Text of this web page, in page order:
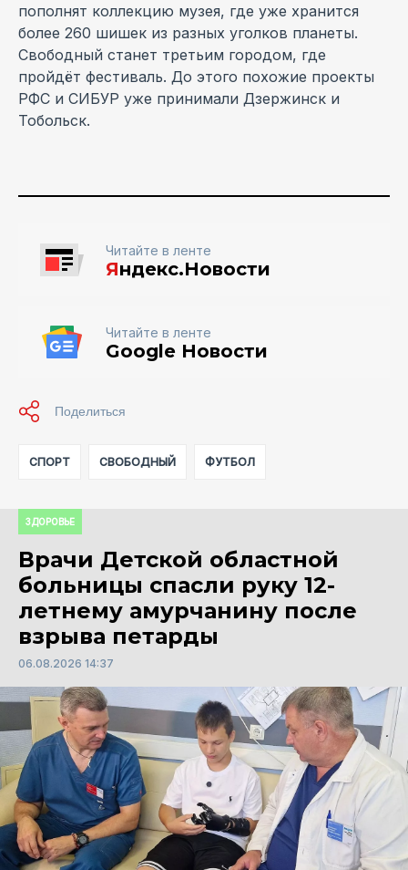
пополнят коллекцию музея, где уже хранится
более 260 шишек из разных уголков планеты.
Свободный станет третьим городом, где
пройдёт фестиваль. До этого похожие проекты
РФС и СИБУР уже принимали Дзержинск и
Тобольск.
Читайте в ленте
Яндекс.Новости
Читайте в ленте
Google Новости
СПОРТ СВОБОДНЫЙ ФУТБОЛ
ЗДОРОВЬЕ
Врачи Детской областной
больницы спасли руку 12-
летнему амурчанину после
взрыва петарды
06.08.2026 14:37